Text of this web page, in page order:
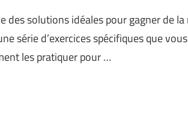
des solutions idéales pour gagner de
série d’exercices spécifiques que
les pratiquer pour …